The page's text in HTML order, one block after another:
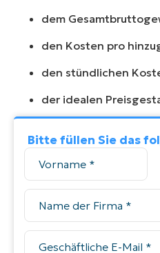
dem
den Kosten pro
den stündlichen
der idealen
Bitte füllen Sie das